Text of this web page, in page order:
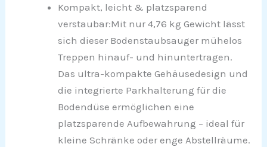
Kompakt, leicht & platzsparend
verstaubar:Mit nur 4,76 kg Gewicht lässt
sich dieser Bodenstaubsauger mühelos
Treppen hinauf- und hinuntertragen.
Das ultra-kompakte Gehäusedesign und
die integrierte Parkhalterung für die
Bodendüse ermöglichen eine
platzsparende Aufbewahrung – ideal für
kleine Schränke oder enge Abstellräume.